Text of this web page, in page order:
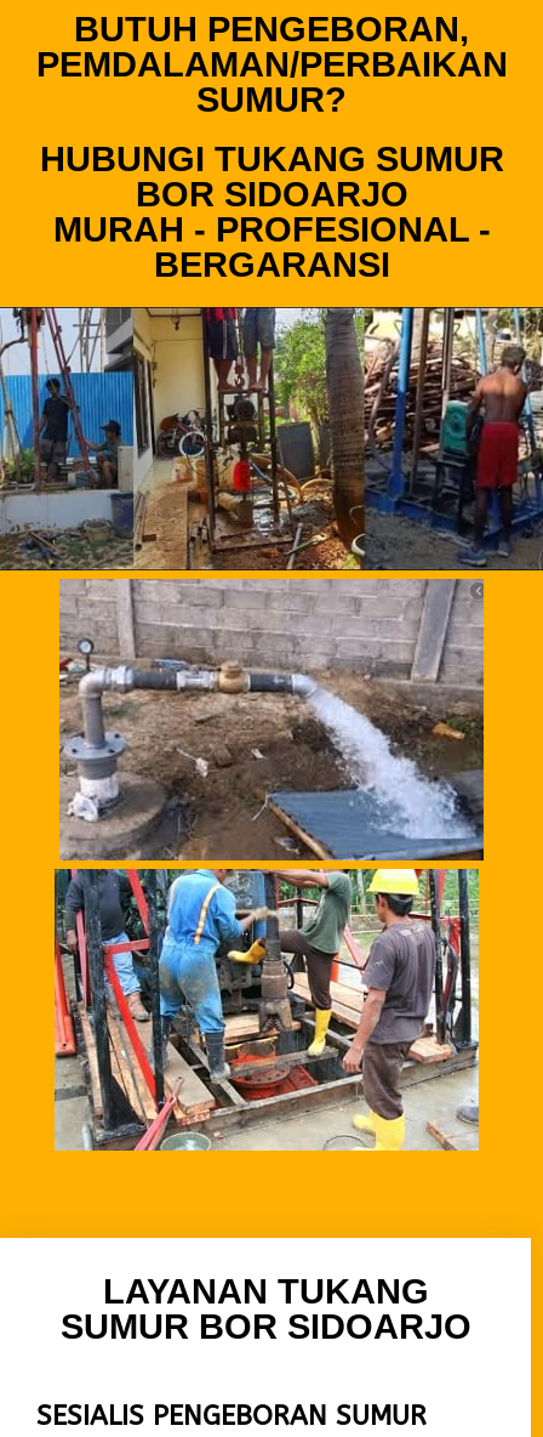
BUTUH PENGEBORAN,
PEMDALAMAN/PERBAIKAN
SUMUR?
HUBUNGI TUKANG SUMUR
BOR SIDOARJO
MURAH - PROFESIONAL -
BERGARANSI
LAYANAN TUKANG
SUMUR BOR SIDOARJO
SESIALIS PENGEBORAN SUMUR